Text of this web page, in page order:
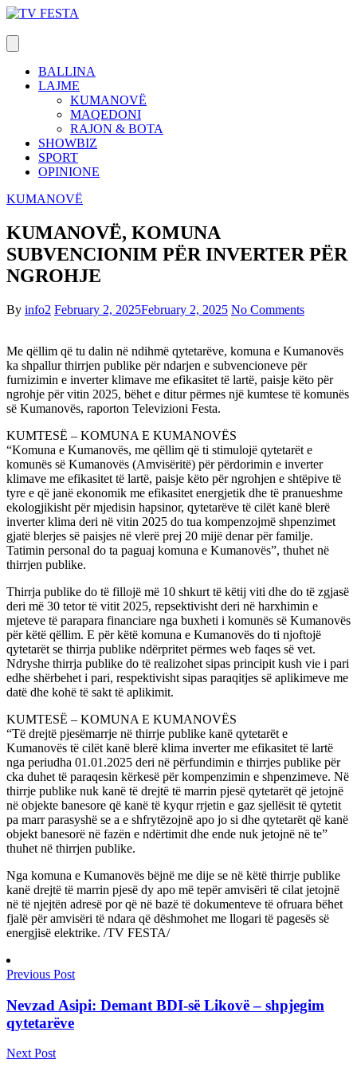
Skip
content
BALLINA
LAJME
KUMANOVË
MAQEDONI
RAJON & BOTA
SHOWBIZ
SPORT
OPINIONE
KUMANOVË
KUMANOVË, KOMUNA
SUBVENCIONIM PËR INVERTER PËR
NGROHJE
By info2 February 2, 2025February 2, 2025 No Comments
Me qëllim që tu dalin në ndihmë qytetarëve, komuna e Kumanovës
ka shpallur thirrjen publike për ndarjen e subvencioneve për
furnizimin e inverter klimave me efikasitet të lartë, paisje këto për
ngrohje për vitin 2025, bëhet e ditur përmes një kumtese të komunës
së Kumanovës, raporton Televizioni Festa.
KUMTESË – KOMUNA E KUMANOVËS
“Komuna e Kumanovës, me qëllim që ti stimulojë qytetarët e
komunës së Kumanovës (Amvisëritë) për përdorimin e inverter
klimave me efikasitet të lartë, paisje këto për ngrohjen e shtëpive të
tyre e që janë ekonomik me efikasitet energjetik dhe të pranueshme
ekologjikisht për mjedisin hapsinor, qytetarëve të cilët kanë blerë
inverter klima deri në vitin 2025 do tua kompenzojmë shpenzimet
gjatë blerjes së paisjes në vlerë prej 20 mijë denar për familje.
Tatimin personal do ta paguaj komuna e Kumanovës”, thuhet në
thirrjen publike.
Thirrja publike do të fillojë më 10 shkurt të këtij viti dhe do të zgjasë
deri më 30 tetor të vitit 2025, repsektivisht deri në harxhimin e
mjeteve të parapara financiare nga buxheti i komunës së Kumanovës
për këtë qëllim. E për këtë komuna e Kumanovës do ti njoftojë
qytetarët se thirrja publike ndërpritet përmes web faqes së vet.
Ndryshe thirrja publike do të realizohet sipas principit kush vie i pari
edhe shërbehet i pari, respektivisht sipas paraqitjes së aplikimeve me
datë dhe kohë të sakt të aplikimit.
KUMTESË – KOMUNA E KUMANOVËS
“Të drejtë pjesëmarrje në thirrje publike kanë qytetarët e
Kumanovës të cilët kanë blerë klima inverter me efikasitet të lartë
nga periudha 01.01.2025 deri në përfundimin e thirrjes publike për
cka duhet të paraqesin kërkesë për kompenzimin e shpenzimeve. Në
thirrje publike nuk kanë të drejtë të marrin pjesë qytetarët që jetojnë
në objekte banesore që kanë të kyqur rrjetin e gaz sjellësit të qytetit
pa marr parasyshë se a e shfrytëzojnë apo jo si dhe qytetarët që kanë
objekt banesorë në fazën e ndërtimit dhe ende nuk jetojnë në te”
thuhet në thirrjen publike.
Nga komuna e Kumanovës bëjnë me dije se në këtë thirrje publike
kanë drejtë të marrin pjesë dy apo më tepër amvisëri të cilat jetojnë
në të njejtën adresë por që në bazë të dokumenteve të ofruara bëhet
fjalë për amvisëri të ndara që dëshmohet me llogari të pagesës së
energjisë elektrike. /TV FESTA/
Previous Post
Nevzad Asipi: Demant BDI-së Likovë – shpjegim
qytetarëve
Next Post